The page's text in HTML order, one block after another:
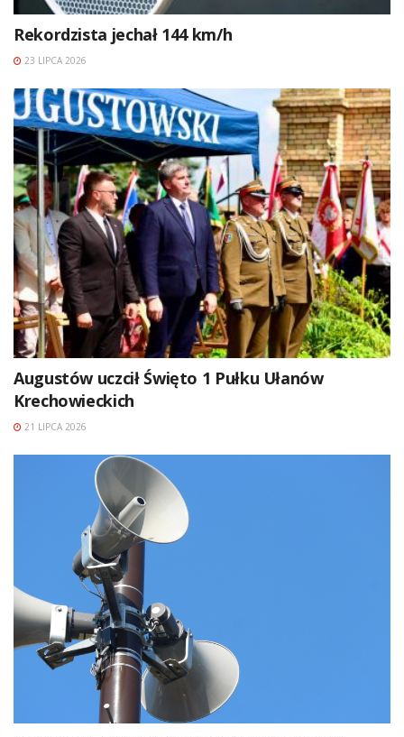
Rekordzista jechał 144 km/h
23 LIPCA 2026
Augustów uczcił Święto 1 Pułku Ułanów
Krechowieckich
21 LIPCA 2026